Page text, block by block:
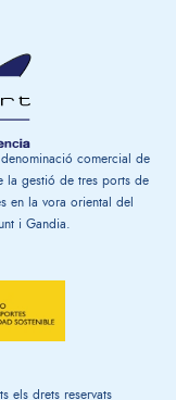
comercial de
la gestió de tres ports de
en la vora oriental del
i Gandia.
els drets reservats